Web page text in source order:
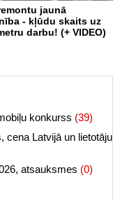
jaunā
- kļūdu skaits uz
darbu! (+ VIDEO)
konkurss (39)
cena Latvijā un lietotāju
atsauksmes (0)